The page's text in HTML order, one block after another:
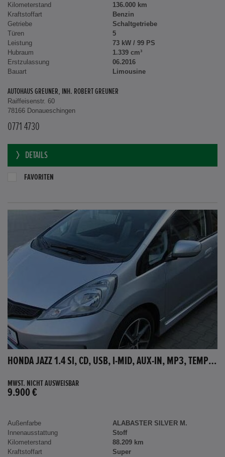
Kilometerstand
136.000 km
Kraftstoffart
Benzin
Getriebe
Schaltgetriebe
Türen
5
Leistung
73 kW / 99 PS
Hubraum
1.339 cm³
Erstzulassung
06.2016
Bauart
Limousine
AUTOHAUS GREUNER, INH. ROBERT GREUNER
Raiffeisenstr. 60
78166 Donaueschingen
0771 4730
DETAILS
FAVORITEN
HONDA JAZZ 1.4 SI, CD, USB, I-MID, AUX-IN, MP3, TEMPOMAT
MWST. NICHT AUSWEISBAR
9.900 €
Außenfarbe
ALABASTER SILVER M.
Innenausstattung
Stoff
Kilometerstand
88.209 km
Kraftstoffart
Super